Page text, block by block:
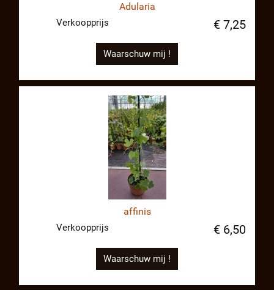
Adularia
Verkoopprijs € 7,25
Waarschuw mij !
affinis
Verkoopprijs € 6,50
Waarschuw mij !